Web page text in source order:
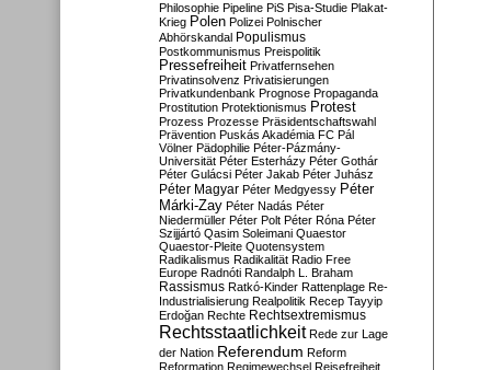
Philosophie Pipeline PiS Pisa-Studie Plakat-
Krieg Polen Polizei Polnischer
Abhörskandal Populismus
Postkommunismus Preispolitik
Pressefreiheit Privatfernsehen
Privatinsolvenz Privatisierungen
Privatkundenbank Prognose Propaganda
Prostitution Protektionismus Protest
Prozess Prozesse Präsidentschaftswahl
Prävention Puskás Akadémia FC Pál
Völner Pädophilie Péter-Pázmány-
Universität Péter Esterházy Péter Gothár
Péter Gulácsi Péter Jakab Péter Juhász
Péter Magyar Péter Medgyessy Péter
Márki-Zay Péter Nadás Péter
Niedermüller Péter Polt Péter Róna Péter
Szijjártó Qasim Soleimani Quaestor
Quaestor-Pleite Quotensystem
Radikalismus Radikalität Radio Free
Europe Radnóti Randalph L. Braham
Rassismus Ratkó-Kinder Rattenplage Re-
Industrialisierung Realpolitik Recep Tayyip
Erdoğan Rechte Rechtsextremismus
Rechtsstaatlichkeit Rede zur Lage
der Nation Referendum Reform
Reformation Regimewechsel Reisefreiheit